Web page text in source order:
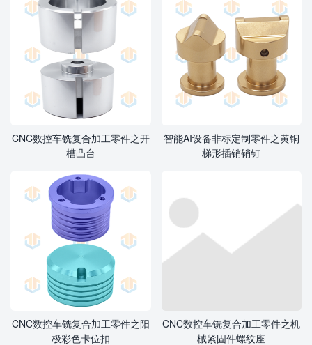
CNC数控车铣复合加工零件之开
槽凸台
智能AI设备非标定制零件之黄铜
梯形插销销钉
CNC数控车铣复合加工零件之阳
极彩色卡位扣
CNC数控车铣复合加工零件之机
械紧固件螺纹座